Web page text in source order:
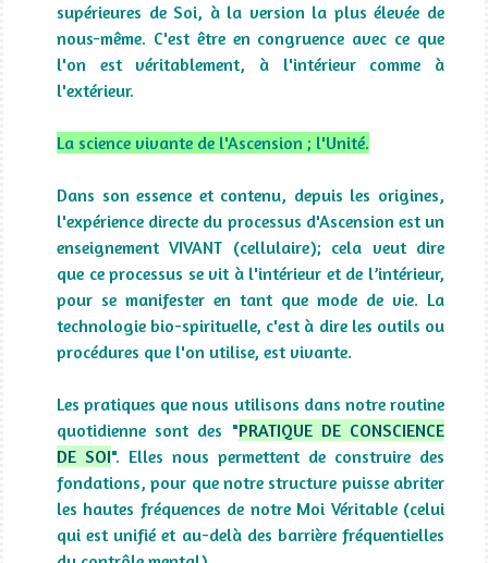
supérieures de Soi, à la version la plus élevée de
nous-même. C'est être en congruence avec ce que
l'on est véritablement, à l'intérieur comme à
l'extérieur.
La science vivante de l'Ascension ; l'Unité.
Dans son essence et contenu, depuis les origines,
l'expérience directe du processus d'Ascension est un
enseignement VIVANT (cellulaire); cela veut dire
que ce processus se vit à l'intérieur et de l’intérieur,
pour se manifester en tant que mode de vie. La
technologie bio-spirituelle, c'est à dire les outils ou
procédures que l'on utilise, est vivante.
Les pratiques que nous utilisons dans notre routine
quotidienne sont des "PRATIQUE DE CONSCIENCE
DE SOI". Elles nous permettent de construire des
fondations, pour que notre structure puisse abriter
les hautes fréquences de notre Moi Véritable (celui
qui est unifié et au-delà des barrière fréquentielles